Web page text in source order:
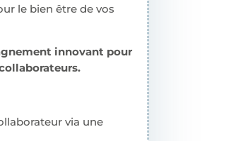
le bien être de vos
innovant pour
via une